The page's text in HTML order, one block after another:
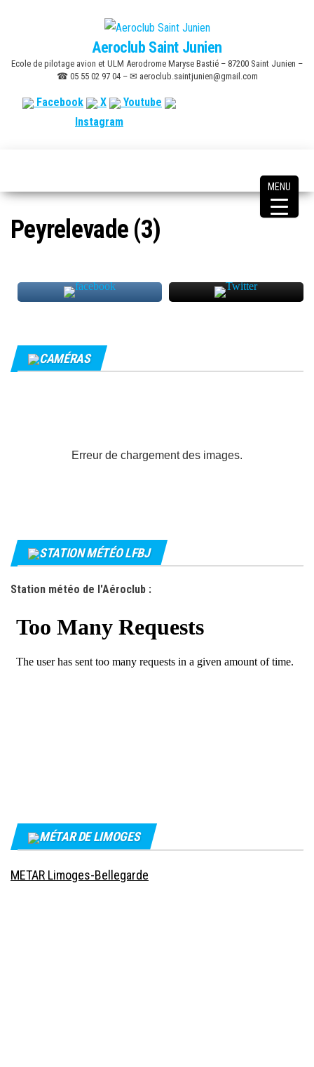
content
Aeroclub Saint Junien
Ecole de pilotage avion et ULM Aerodrome Maryse Bastié – 87200 Saint Junien –
☎ 05 55 02 97 04 – ✉ aeroclub.saintjunien@gmail.com
Facebook X
Youtube
Instagram
Peyrelevade (3)
CAMÉRAS
Erreur de chargement des images.
STATION MÉTÉO LFBJ
Station météo de l'Aéroclub :
MÉTAR DE LIMOGES
METAR Limoges-Bellegarde
MENU